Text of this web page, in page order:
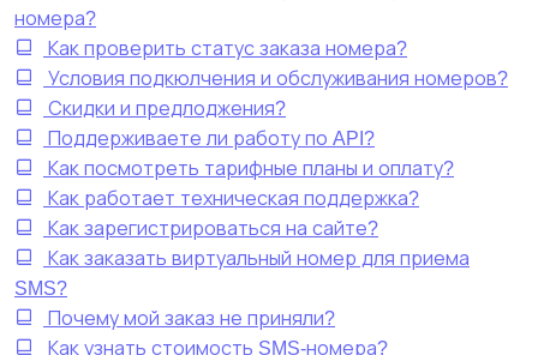
номера?
Как проверить статус заказа номера?
Условия подкюлчения и обслуживания номеров?
Скидки и предлоджения?
Поддерживаете ли работу по API?
Как посмотреть тарифные планы и оплату?
Как работает техническая поддержка?
Как зарегистрироваться на сайте?
Как заказать виртуальный номер для приема
SMS?
Почему мой заказ не приняли?
Как узнать стоимость SMS-номера?